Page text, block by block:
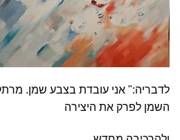
לדבריה:" אני עובדת בצבע שמן.
השמן לפרק את היצירה